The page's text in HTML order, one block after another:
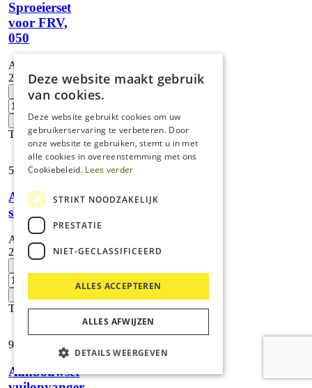
Sproeierset
voor FRV,
050
Artikelnummer:
2.642-433.0
voor
FRV,
050
aantal
Toevoegen
58, 71
Aanbouwset
slangbevestiging
Artikelnummer:
2.642-528.0
Aanbouwset
slangbevestiging
Toevoegen
99,
Aanbouwset
Deze website maakt gebruik
van cookies.
Deze website gebruikt cookies om uw
gebruikerservaring te verbeteren. Door
onze website te gebruiken, stemt u in met
alle cookies in overeenstemming met ons
Cookiebeleid. Lees verder
STRIKT NOODZAKELIJK
PRESTATIE
NIET-GECLASSIFICEERD
ALLES ACCEPTEREN
ALLES AFWIJZEN
DETAILS WEERGEVEN